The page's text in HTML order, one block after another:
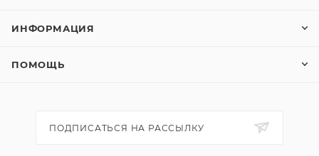
ИНФОРМАЦИЯ
ПОМОЩЬ
ПОДПИСАТЬСЯ НА РАССЫЛКУ